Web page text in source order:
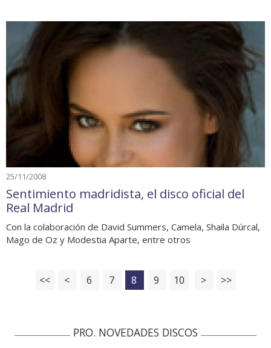
25/11/2008
Sentimiento madridista, el disco oficial del
Real Madrid
Con la colaboración de David Summers, Camela, Shaila Dúrcal,
Mago de Oz y Modestia Aparte, entre otros
<< < 6 7 8 9 10 > >>
PRO. NOVEDADES DISCOS